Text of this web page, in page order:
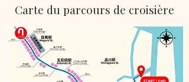
Carte du parcours de croisière